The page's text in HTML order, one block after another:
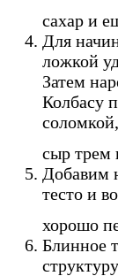
сахар и
Для
ложкой
Затем
Колбасу
сыр трем
Добавим
тесто и
хорошо
Блинное